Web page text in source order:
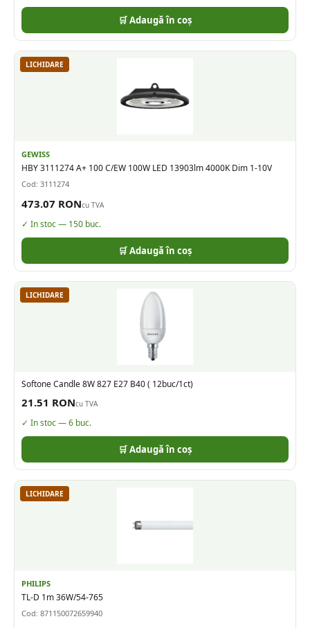
🛒 Adaugă în coș
LICHIDARE
GEWISS
HBY 3111274 A+ 100 C/EW 100W LED 13903lm 4000K Dim 1-10V
Cod: 3111274
473.07 RONcu TVA
✓ In stoc — 150 buc.
🛒 Adaugă în coș
LICHIDARE
Softone Candle 8W 827 E27 B40 ( 12buc/1ct)
21.51 RONcu TVA
✓ In stoc —6 buc.
🛒 Adaugă în coș
LICHIDARE
PHILIPS
TL-D 1m 36W/54-765
Cod: 871150072659940